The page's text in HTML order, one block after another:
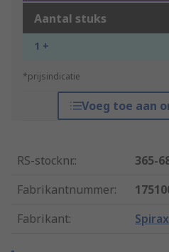
Aantal stuks
1 +
*prijsindicatie
Voeg toe aan
RS-stocknr.:
365-
Fabrikantnummer:
Fabrikant: